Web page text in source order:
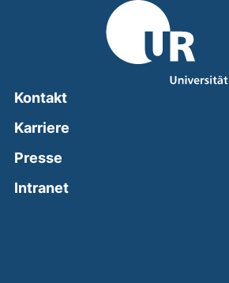
Kontakt
Karriere
Presse
Intranet(external link, opens in